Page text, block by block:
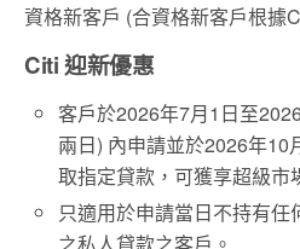
資格新客戶 (合資格新客戶根據
Citi 迎新優惠
客戶於2026年7月1日至
兩日) 內申請並於2026年10
取指定貸款，可獲享超級市
只適用於申請當日不持有